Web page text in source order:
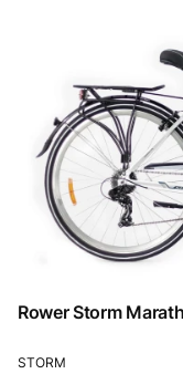
PRODUCENT
STORM